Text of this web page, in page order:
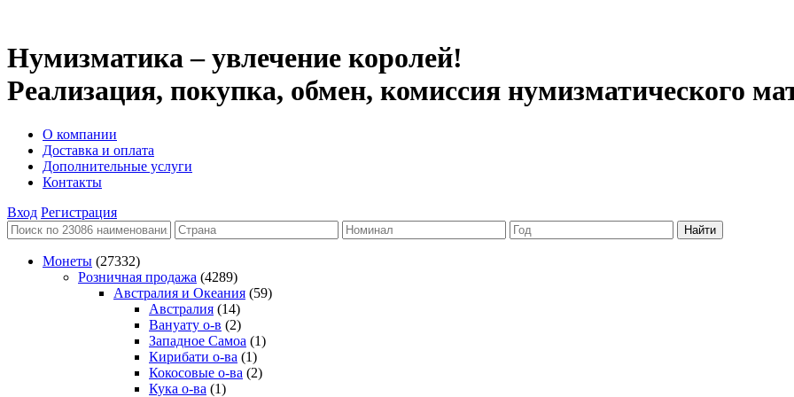
Нумизматика – увлечение королей!
Реализация, покупка, обмен, комиссия нумизматического
О компании
Доставка и оплата
Дополнительные услуги
Контакты
Вход Регистрация
Монеты (27332)
Розничная продажа (4289)
Австралия и Океания (59)
Австралия (14)
Вануату о-в (2)
Западное Самоа (1)
Кирибати о-ва (1)
Кокосовые о-ва (2)
Кука о-ва (1)